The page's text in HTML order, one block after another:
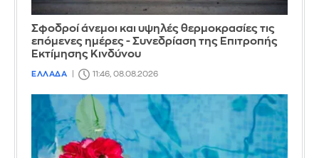
Σφοδροί άνεμοι και υψηλές θερμοκρασίες τις
επόμενες ημέρες - Συνεδρίαση της Επιτροπής
Εκτίμησης Κινδύνου
ΕΛΛΑΔΑ 11:46, 08.08.2026